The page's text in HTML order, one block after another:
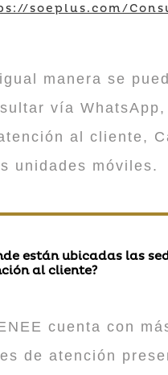
soeplus.com/
manera se
vía
al cliente,
unidades móviles.
están ubicadas las
al cliente?
cuenta con
de atención